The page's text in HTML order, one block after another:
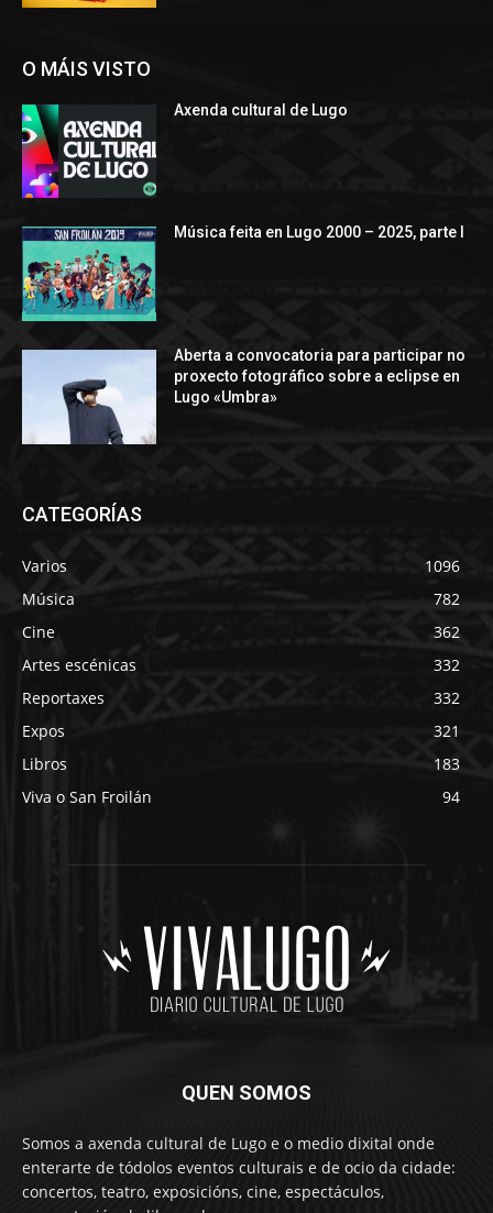
O MÁIS VISTO
Axenda cultural de Lugo
Música feita en Lugo 2000 – 2025, parte I
Aberta a convocatoria para participar no
proxecto fotográfico sobre a eclipse en
Lugo «Umbra»
CATEGORÍAS
Varios
1096
Música
782
Cine
362
Artes escénicas
332
Reportaxes
332
Expos
321
Libros
183
Viva o San Froilán
94
QUEN SOMOS
Somos a axenda cultural de Lugo e o medio dixital onde
enterarte de tódolos eventos culturais e de ocio da cidade:
concertos, teatro, exposicións, cine, espectáculos,